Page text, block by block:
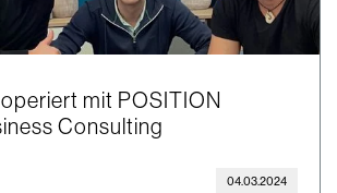
mit POSITION
Consulting
04.03.2024